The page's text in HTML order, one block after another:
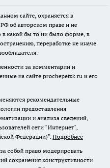
сайте, охраняется в
об авторском праве и не
какой бы то ни было форме, в
переработке не иначе
за комментарии и
на сайте prochepetsk.ru и его
рекомендательные
предоставления
и анализа сведений,
сети "Интернет",
Федерации)". Подробнее
собой право модерировать
сохранения конструктивности